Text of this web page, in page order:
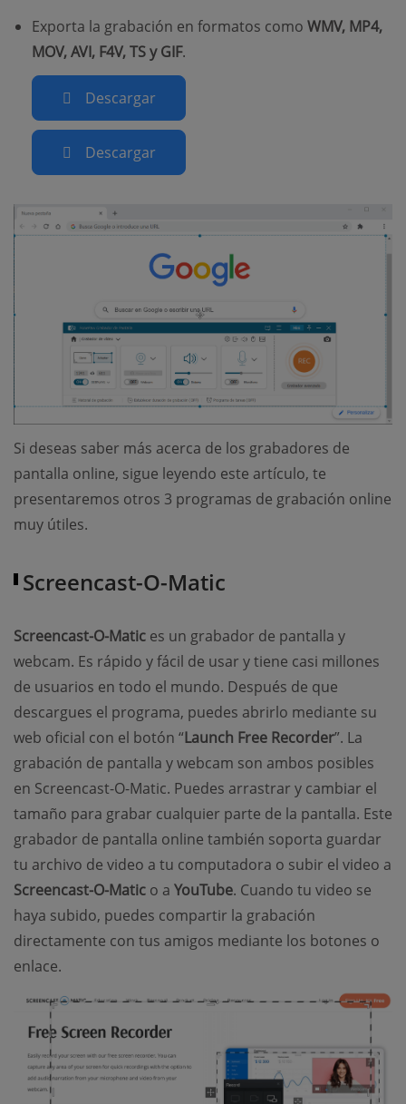
Exporta la grabación en formatos como WMV, MP4,
MOV, AVI, F4V, TS y GIF.
Descargar
Descargar
Si deseas saber más acerca de los grabadores de
pantalla online, sigue leyendo este artículo, te
presentaremos otros 3 programas de grabación online
muy útiles.
Screencast-O-Matic
Screencast-O-Matic es un grabador de pantalla y
webcam. Es rápido y fácil de usar y tiene casi millones
de usuarios en todo el mundo. Después de que
descargues el programa, puedes abrirlo mediante su
web oficial con el botón “Launch Free Recorder”. La
grabación de pantalla y webcam son ambos posibles
en Screencast-O-Matic. Puedes arrastrar y cambiar el
tamaño para grabar cualquier parte de la pantalla. Este
grabador de pantalla online también soporta guardar
tu archivo de video a tu computadora o subir el video a
Screencast-O-Matic o a YouTube. Cuando tu video se
haya subido, puedes compartir la grabación
directamente con tus amigos mediante los botones o
enlace.